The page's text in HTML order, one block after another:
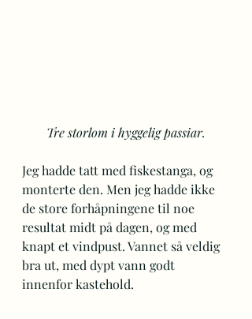
Tre storlom i hyggelig passiar.
Jeg hadde tatt med fiskestanga, og
monterte den. Men jeg hadde ikke
de store forhåpningene til noe
resultat midt på dagen, og med
knapt et vindpust. Vannet så veldig
bra ut, med dypt vann godt
innenfor kastehold.